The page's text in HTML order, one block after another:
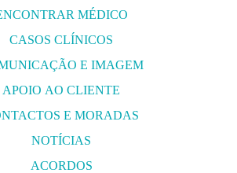
MÉDICO
CASOS CLÍNICOS
E IMAGEM
APOIO AO CLIENTE
E MORADAS
NOTÍCIAS
ACORDOS